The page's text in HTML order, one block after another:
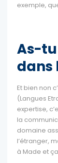
exemple,
As-
dans
Et bien non
(Langues
expertise,
la
domaine
l’étranger,
à Made et